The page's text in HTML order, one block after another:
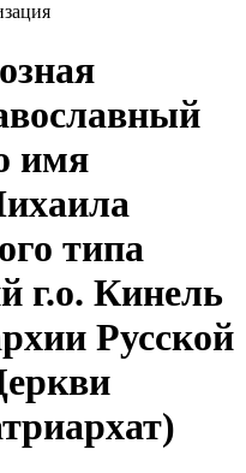
имя
типа
г.о. Кинель
Русской